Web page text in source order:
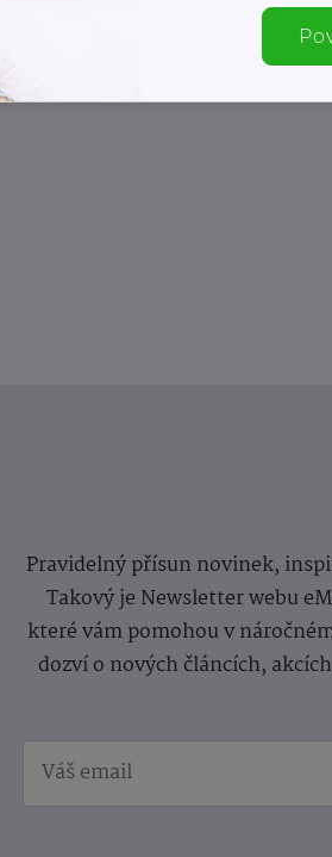
Pravidelný přísun novinek,
Takový je Newsletter webu
které vám pomohou v
dozví o nových článcích,